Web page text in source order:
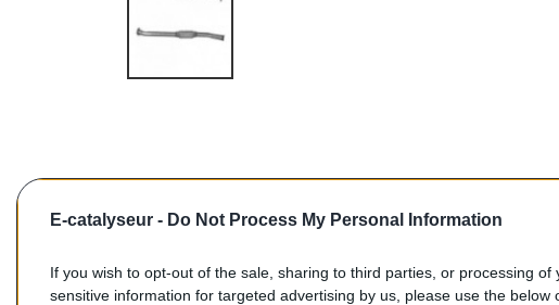
E-catalyseur - Do Not Process My Personal Information
If you wish to opt-out of the sale, sharing to third parties, or processing of
sensitive information for targeted advertising by us, please use the below